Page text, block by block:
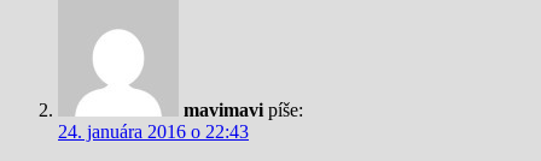
mavimavi píše:
24. januára 2016 o 22:43